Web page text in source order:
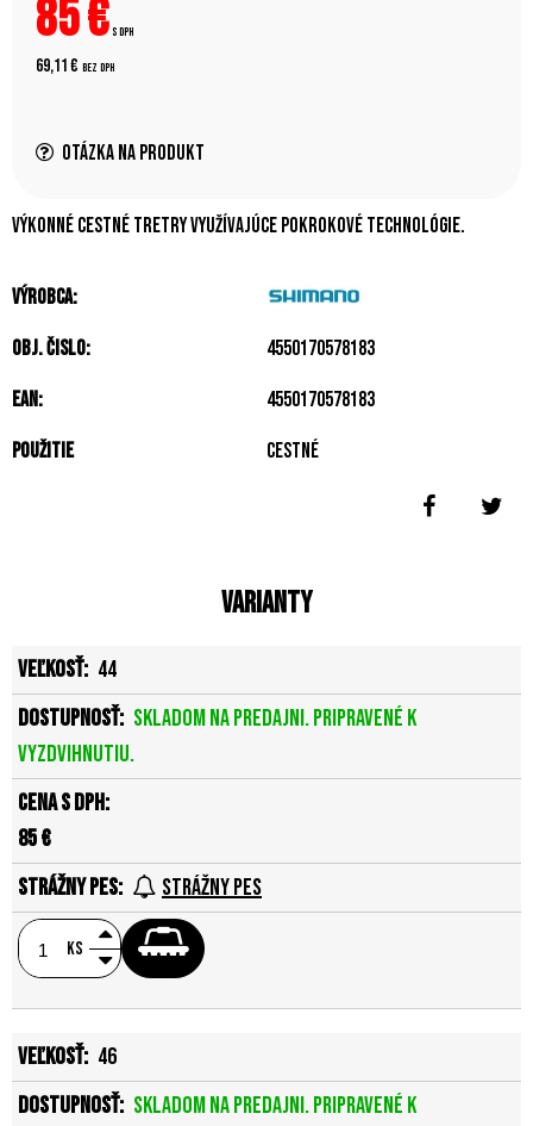
85€ s DPH
69,11 € bez DPH
Otázka na produkt
Výkonné cestné tretry využívajúce pokrokové technológie.
Výrobca:
Obj. čislo: 4550170578183
EAN: 4550170578183
Použitie Cestné
Varianty
44
Skladom na predajni. Pripravené k
vyzdvihnutiu.
85 €
Strážny pes
ks
46
Skladom na predajni. Pripravené k